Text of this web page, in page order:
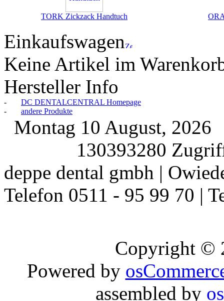
TORK Zickzack Handtuch
Einkaufswagen
Keine Artikel im
Hersteller Info
-
DC DENTALCENTRAL Homepage
-
andere Produkte
Montag 10 August, 2026
130393280
deppe dental gmbh |
Telefon 0511 - 95 99 70 |
Copyright ©
Powered by
assembled by